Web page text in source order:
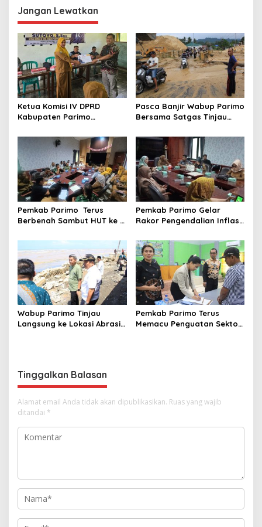
g
a
s
i
p
o
s
Jangan Lewatkan
Ketua Komisi IV DPRD
Kabupaten Parimo
Persidangan III Tahun
Sidang 2025/2026
Pasca Banjir Wabup Parimo
Bersama Satgas Tinjau
Sungai di Desa Air Panas
Pemkab Parimo Terus
Berbenah Sambut HUT ke –
2026
Pemkab Parimo Gelar
Rakor Pengendalian Inflasi
Kemendagri RI
Wabup Parimo Tinjau
Langsung ke Lokasi Abrasi
Pemkab Parimo Terus
Memacu Penguatan Sektor
Tinggalkan Balasan
Alamat email Anda tidak akan dipublikasikan. Ruas yang wajib
ditandai *